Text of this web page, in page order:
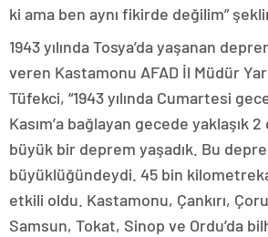
ki ama ben aynı fikirde değilim”
1943 yılında Tosya’da yaşanan
veren Kastamonu AFAD İl Müdür
Tüfekci, “1943 yılında Cumartesi
Kasım’a bağlayan gecede yaklaşık
büyük bir deprem yaşadık. Bu
büyüklüğündeydi. 45 bin
etkili oldu. Kastamonu, Çankırı,
Samsun, Tokat, Sinop ve Ordu’da